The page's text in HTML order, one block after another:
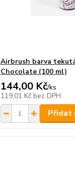
Airbrush barva
Chocolate (100 ml)
144,00 Kč/ks
119,01 Kč bez DPH
Přidat